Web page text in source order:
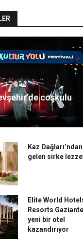
coşkulu
Kaz Dağları’ndan
gelen sirke
Elite World
Resorts
yeni bir otel
kazandırıyor